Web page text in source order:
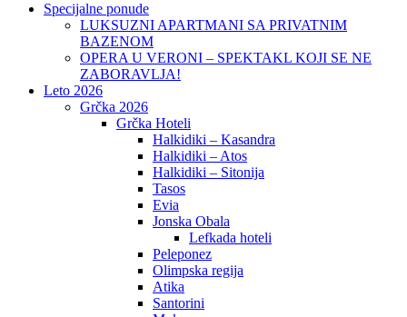
Specijalne ponude
LUKSUZNI APARTMANI SA PRIVATNIM
BAZENOM
OPERA U VERONI – SPEKTAKL KOJI SE NE
ZABORAVLJA!
Leto 2026
Grčka 2026
Grčka Hoteli
Halkidiki – Kasandra
Halkidiki – Atos
Halkidiki – Sitonija
Tasos
Evia
Jonska Obala
Lefkada hoteli
Peleponez
Olimpska regija
Atika
Santorini